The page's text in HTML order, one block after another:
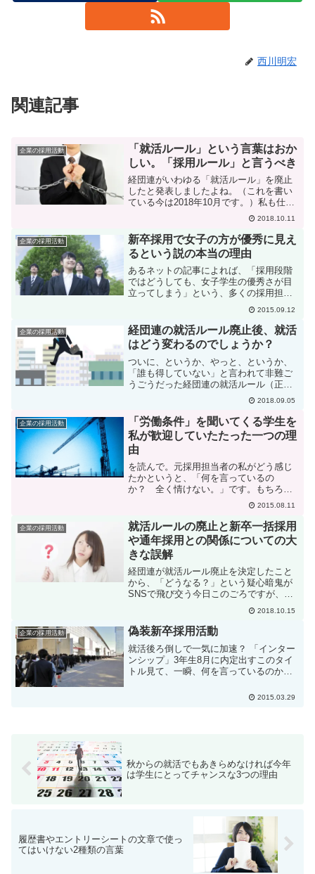
西川明宏
関連記事
企業の採用活動
「就活ルール」という言葉はおか
しい。「採用ルール」と言うべき
経団連がいわゆる「就活ルール」を廃止
したと発表しましたよね。（これを書い
ている今は2018年10月です。）私も仕事
での情報収集のために、「就活ルール」
をキーワードにしてツイッターを見たり
していますと、学生の側に戸惑いや誤解
があるのを感じます...
2018.10.11
企業の採用活動
新卒採用で女子の方が優秀に見え
るという説の本当の理由
あるネットの記事によれば、「採用段階
ではどうしても、女子学生の優秀さが目
立ってしまう」という、多くの採用担当
者が感じる現象に対して、それが何故か
といういくつかの説について検証してい
ました。でも最終的にこれだという結論
は出ていませんでした。確...
2015.09.12
企業の採用活動
経団連の就活ルール廃止後、就活
はどう変わるのでしょうか？
ついに、というか、やっと、というか、
「誰も得していない」と言われて非難ご
うごうだった経団連の就活ルール（正確
には「採用選考に関する指針」ですが、
ここではわかりやすく一般に言われてい
た「就活ルール」と言います。）が、や
っと廃止されることになり...
2018.09.05
企業の採用活動
「労働条件」を聞いてくる学生を
私が歓迎していたたった一つの理
由
を読んで。元採用担当者の私がどう感じ
たかというと、「何を言っているの
か？ 全く情けない。」です。もちろ
ん、こういうことを言う「企業」の側に
対してですよ。別のITベンチャーの採用
担当者も、悪意を持って社員を酷使する
企業は問題だが、労働法を順守...
2015.08.11
企業の採用活動
就活ルールの廃止と新卒一括採用
や通年採用との関係についての大
きな誤解
経団連が就活ルール廃止を決定したこと
から、「どうなる？」という疑心暗鬼が
SNSで飛び交う今日このごろですが、ち
ょっと気になる勘違いをちょくちょく目
にします。就活ルールが廃止になるから
といって、新卒一括採用がなくなるわけ
ではありません。全部の...
2018.10.15
企業の採用活動 偽装新卒採用活動
就活後ろ倒しで一気に加速？ 「インター
ンシップ」3年生8月に内定出すこのタイ
トル見て、一瞬、何を言っているのかわ
思い切り早いよね？」 「後ろ倒し？
2015.03.29
秋からの就活でもあきらめなければ今年
は学生にとってチャンスな3つの理由
履歴書やエントリーシートの文章で使っ
てはいけない2種類の言葉